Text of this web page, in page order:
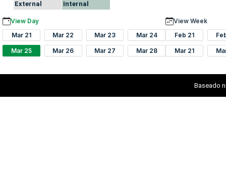
External
Internal
View Day
Mar 21
Mar 22 Mar 23 Mar 24
Mar 25 Mar 26 Mar 27 Mar 28
View Week
Feb 21
Mar 21
Baseado